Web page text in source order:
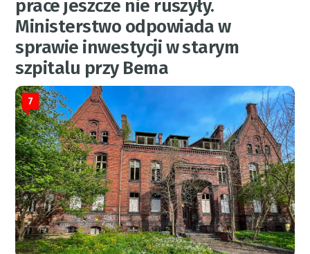
prace jeszcze nie ruszyły.
Ministerstwo odpowiada w
sprawie inwestycji w starym
szpitalu przy Bema
7